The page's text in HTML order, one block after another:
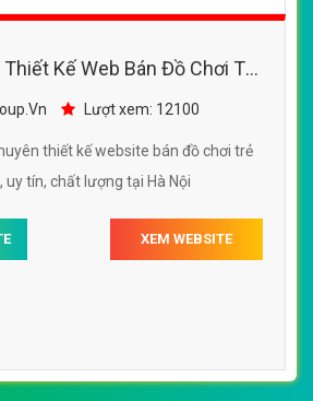
Kế Web Bán Đồ Chơi Trẻ
đẹp SEO nhanh hiệu quả
Lượt xem: 12100
thiết kế website bán đồ chơi trẻ
uy tín, chất lượng tại Hà Nội
XEM WEBSITE